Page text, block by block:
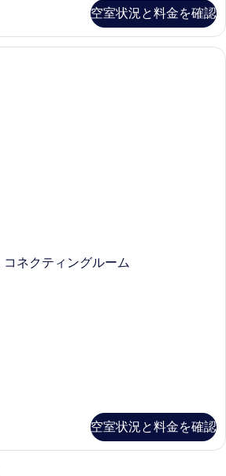
空室状況と料金を確認
ネクティングルーム
空室状況と料金を確認